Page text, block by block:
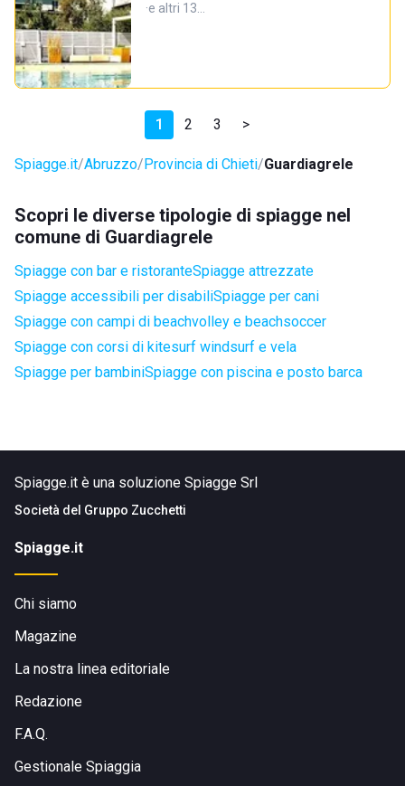
·e altri 13…
1 2 3 >
Spiagge.it Abruzzo Provincia di Chieti Guardiagrele
Scopri le diverse tipologie di spiagge nel
comune di Guardiagrele
Spiagge con bar e ristoranteSpiagge attrezzate
Spiagge accessibili per disabiliSpiagge per cani
Spiagge con campi di beachvolley e beachsoccer
Spiagge con corsi di kitesurf windsurf e vela
Spiagge per bambiniSpiagge con piscina e posto barca
Spiagge.it è una soluzione Spiagge Srl
Società del Gruppo Zucchetti
Spiagge.it
Chi siamo
Magazine
La nostra linea editoriale
Redazione
F.A.Q.
Gestionale Spiaggia